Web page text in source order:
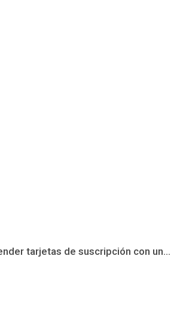
tarjetas de suscripción con un...